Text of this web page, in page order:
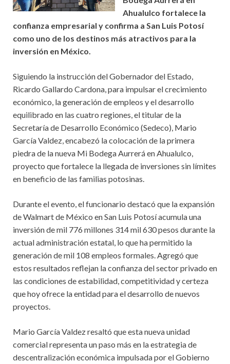
Ahualulco fortalece la
confianza empresarial y confirma a San Luis Potosí
como uno de los destinos más atractivos para la
inversión en México.
Siguiendo la instrucción del Gobernador del Estado,
Ricardo Gallardo Cardona, para impulsar el crecimiento
económico, la generación de empleos y el desarrollo
equilibrado en las cuatro regiones, el titular de la
Secretaría de Desarrollo Económico (Sedeco), Mario
García Valdez, encabezó la colocación de la primera
piedra de la nueva Mi Bodega Aurrerá en Ahualulco,
proyecto que fortalece la llegada de inversiones sin límites
en beneficio de las familias potosinas.
Durante el evento, el funcionario destacó que la expansión
de Walmart de México en San Luis Potosí acumula una
inversión de mil 776 millones 314 mil 630 pesos durante la
actual administración estatal, lo que ha permitido la
generación de mil 108 empleos formales. Agregó que
estos resultados reflejan la confianza del sector privado en
las condiciones de estabilidad, competitividad y certeza
que hoy ofrece la entidad para el desarrollo de nuevos
proyectos.
Mario García Valdez resaltó que esta nueva unidad
comercial representa un paso más en la estrategia de
descentralización económica impulsada por el Gobierno